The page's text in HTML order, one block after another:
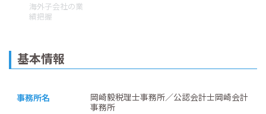
海外子会社の業
績把握
基本情報
事務所名
岡崎毅税理士事務所／公認会計士岡崎会計
事務所